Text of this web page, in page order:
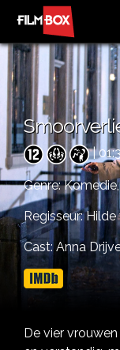
|
Genre:
Regisseur:
Cast: Anna
De vier